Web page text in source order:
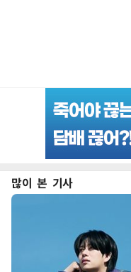
많이 본 기사